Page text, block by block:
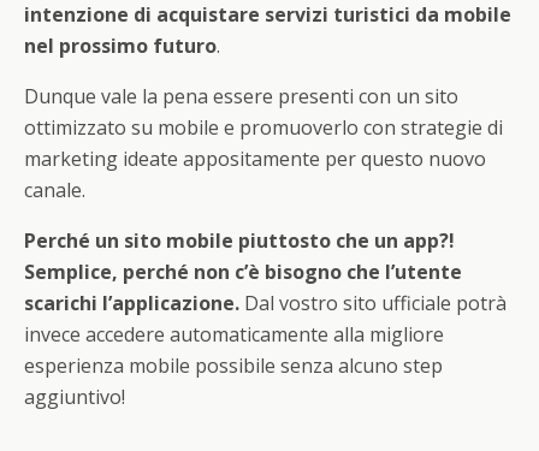
intenzione di acquistare servizi turistici da mobile
nel prossimo futuro.
Dunque vale la pena essere presenti con un sito
ottimizzato su mobile e promuoverlo con strategie di
marketing ideate appositamente per questo nuovo
canale.
Perché un sito mobile piuttosto che un app?!
Semplice, perché non c’è bisogno che l’utente
scarichi l’applicazione. Dal vostro sito ufficiale potrà
invece accedere automaticamente alla migliore
esperienza mobile possibile senza alcuno step
aggiuntivo!